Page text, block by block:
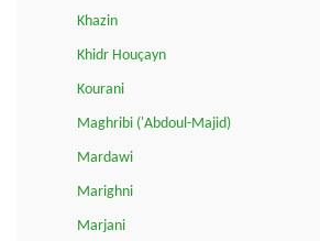
Khazin
Khidr Houçayn
Kourani
Maghribi ('Abdoul-Majid)
Mardawi
Marighni
Marjani